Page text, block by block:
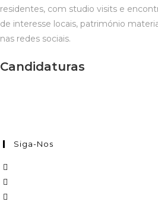
residentes, com studio visits e
de interesse locais, património
nas redes sociais.
Candidaturas
Siga-Nos